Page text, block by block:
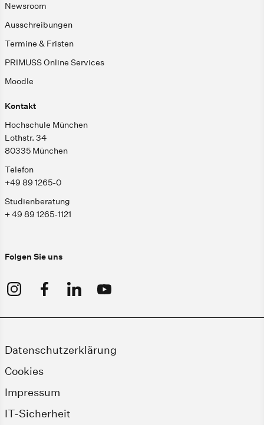
Newsroom
Ausschreibungen
Termine & Fristen
PRIMUSS Online Services
Moodle
Kontakt
Hochschule München
Lothstr. 34
80335 München
Telefon
+49 89 1265-0
Studienberatung
+ 49 89 1265-1121
Folgen Sie uns
Datenschutzerklärung
Cookies
Impressum
IT-Sicherheit